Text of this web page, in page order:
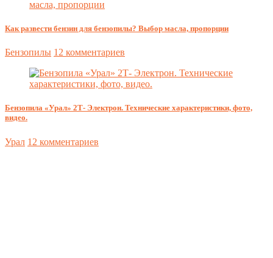
Как развести бензин для бензопилы? Выбор масла, пропорции
Бензопилы 12 комментариев
Бензопила «Урал» 2Т- Электрон. Технические характеристики, фото,
видео.
Урал 12 комментариев